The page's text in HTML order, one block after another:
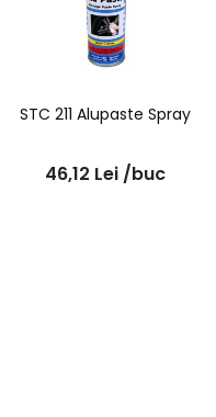
STC 211 Alupaste Spray
46,12 Lei /buc